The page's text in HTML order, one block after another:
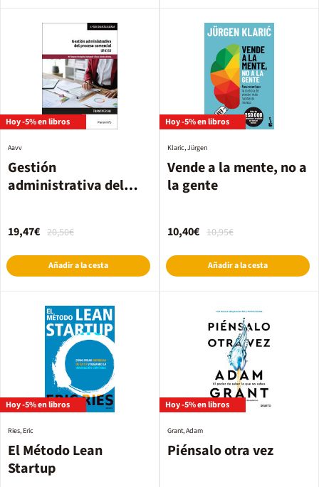
Hoy -5% en libros
Gestión
administrativa del
Aavv
20,50€
19,47€
Añadir a la cesta
Hoy -5% en libros
Vende a la mente, no a
la gente
Klaric, Jürgen
10,95€
10,40€
Añadir a la cesta
Hoy -5% en libros
El Método Lean
Startup
Ries, Eric
Hoy -5% en libros
Piénsalo otra vez
Grant, Adam